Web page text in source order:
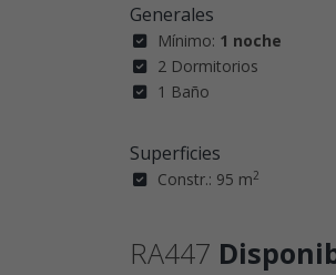
Generales
Mínimo: 1 noche
2 Dormitorios
1 Baño
Superficies
Constr.: 95 m2
RA447